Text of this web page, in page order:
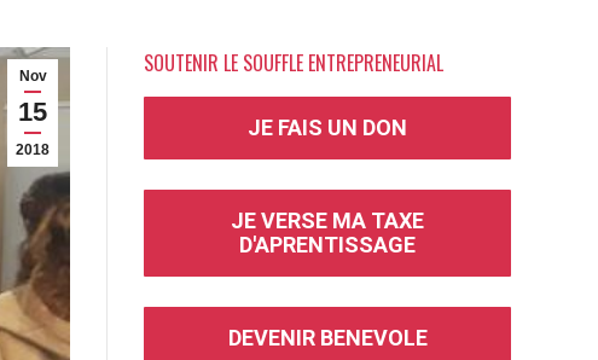
Nov
15
2018
SOUTENIR LE SOUFFLE ENTREPRENEURIAL
JE FAIS UN DON
JE VERSE MA TAXE
D'APRENTISSAGE
DEVENIR BENEVOLE